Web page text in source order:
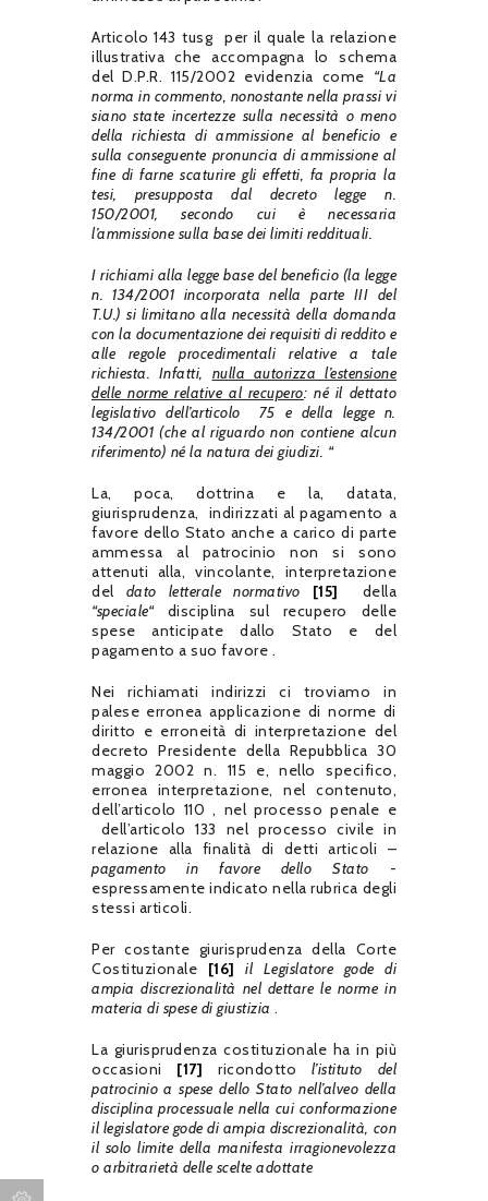
Articolo 143 tusg per il quale la relazione
illustrativa che accompagna lo schema
del D.P.R. 115/2002 evidenzia come “La
norma in commento, nonostante nella prassi vi
siano state incertezze sulla necessità o meno
della richiesta di ammissione al beneficio e
sulla conseguente pronuncia di ammissione al
fine di farne scaturire gli effetti, fa propria la
tesi, presupposta dal decreto legge n.
150/2001, secondo cui è necessaria
l’ammissione sulla base dei limiti reddituali.
I richiami alla legge base del beneficio (la legge
n. 134/2001 incorporata nella parte III del
T.U.) si limitano alla necessità della domanda
con la documentazione dei requisiti di reddito e
alle regole procedimentali relative a tale
richiesta. Infatti, nulla autorizza l’estensione
delle norme relative al recupero: né il dettato
legislativo dell’articolo 75 e della legge n.
134/2001 (che al riguardo non contiene alcun
riferimento) né la natura dei giudizi. “
La, poca, dottrina e la, datata,
giurisprudenza, indirizzati al pagamento a
favore dello Stato anche a carico di parte
ammessa al patrocinio non si sono
attenuti alla, vincolante, interpretazione
del dato letterale normativo [15] della
“speciale“ disciplina sul recupero delle
spese anticipate dallo Stato e del
pagamento a suo favore .
Nei richiamati indirizzi ci troviamo in
palese erronea applicazione di norme di
diritto e erroneità di interpretazione del
decreto Presidente della Repubblica 30
maggio 2002 n. 115 e, nello specifico,
erronea interpretazione, nel contenuto,
dell’articolo 110 , nel processo penale e
dell’articolo 133 nel processo civile in
relazione alla finalità di detti articoli –
pagamento in favore dello Stato -
espressamente indicato nella rubrica degli
stessi articoli.
Per costante giurisprudenza della Corte
Costituzionale [16]
il Legislatore gode di
ampia discrezionalità nel dettare le norme in
materia di spese di giustizia .
La giurisprudenza costituzionale ha in più
occasioni [17] ricondotto l’istituto del
patrocinio a spese dello Stato nell’alveo della
disciplina processuale nella cui conformazione
il legislatore gode di ampia discrezionalità, con
il solo limite della manifesta irragionevolezza
o arbitrarietà delle scelte adottate